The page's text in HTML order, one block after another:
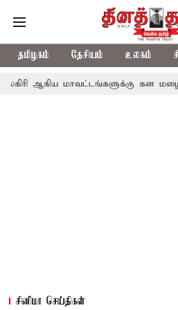
தமிழகம் தேசியம் உலகம்
மாவட்டங்களுக்கு கன மழை எச்சரிக்கை
சினிமா செய்திகள்